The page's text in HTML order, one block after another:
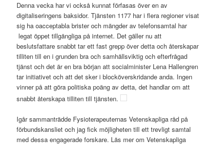
Denna vecka har vi också kunnat förfasas över en av
digitaliseringens baksidor. Tjänsten 1177 har i flera regioner visat
sig ha oacceptabla brister och mängder av telefonsamtal har
legat öppet tillgängliga på internet. Det gäller nu att
beslutsfattare snabbt tar ett fast grepp över detta och återskapar
tilliten till en i grunden bra och samhällsviktig och efterfrågad
tjänst och det är en bra början att socialminister Lena Hallengren
tar initiativet och att det sker i blocköverskridande anda. Ingen
vinner på att göra politiska poäng av detta, det handlar om att
snabbt återskapa tilliten till tjänsten.
Igår sammanträdde Fysioterapeuternas Vetenskapliga råd på
förbundskansliet och jag fick möjligheten till ett trevligt samtal
med dessa engagerade forskare. Läs mer om Vetenskapliga